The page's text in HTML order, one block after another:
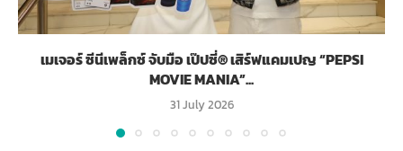
เมเจอร์ ซีนีเพล็กซ์ จับมือ เป๊ปซี่® เสิร์ฟแคมเปญ “PEPSI
MOVIE MANIA”...
31 July 2026